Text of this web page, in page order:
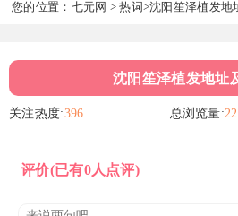
您的位置： 七元网 >热词 >沈阳笙泽植发地
沈阳笙泽植发地址
关注热度:396 总浏览量:
评价(已有0人点评)